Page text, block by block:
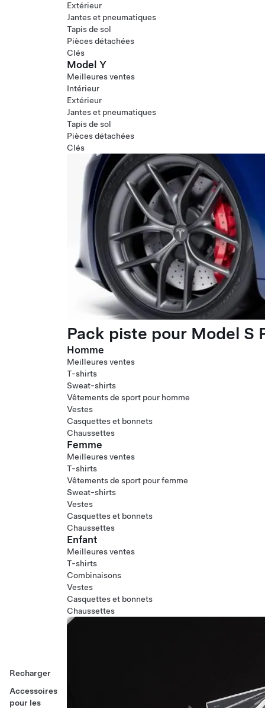
Recharger
Accessoires
pour les
Extérieur
Jantes et pneumatiques
Tapis de sol
Pièces détachées
Clés
Model Y
Meilleures ventes
Intérieur
Extérieur
Jantes et pneumatiques
Tapis de sol
Pièces détachées
Clés
Pack piste pour Model S
Homme
Meilleures ventes
T-shirts
Sweat-shirts
Vêtements de sport pour homme
Vestes
Casquettes et bonnets
Chaussettes
Femme
Meilleures ventes
T-shirts
Vêtements de sport pour femme
Sweat-shirts
Vestes
Casquettes et bonnets
Chaussettes
Enfant
Meilleures ventes
T-shirts
Combinaisons
Vestes
Casquettes et bonnets
Chaussettes